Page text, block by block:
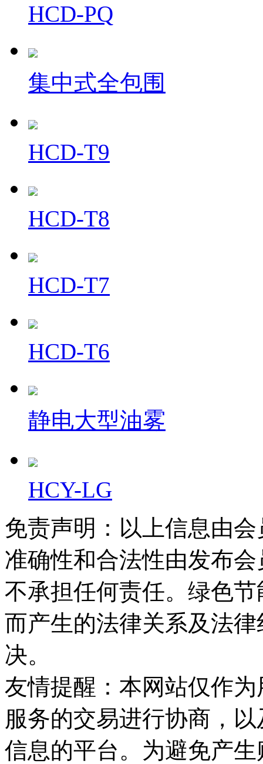
HCD-PQ
集中式全包围
HCD-T9
HCD-T8
HCD-T7
HCD-T6
静电大型油雾
HCY-LG
免责声明：以上信息由
准确性和合法性由发布
不承担任何责任。绿色
而产生的法律关系及法
决。
友情提醒：本网站仅作
服务的交易进行协商，
信息的平台。为避免产